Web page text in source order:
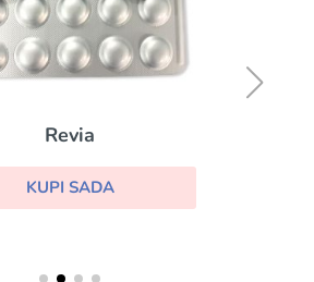
Revia
KUPI SADA